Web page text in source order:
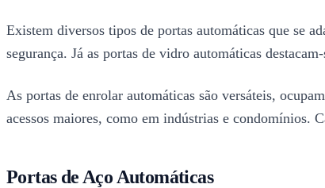
Existem diversos tipos de portas automáticas que se
segurança. Já as portas de vidro automáticas
As portas de enrolar automáticas são versáteis,
acessos maiores, como em indústrias e condomínios.
Portas de Aço Automáticas